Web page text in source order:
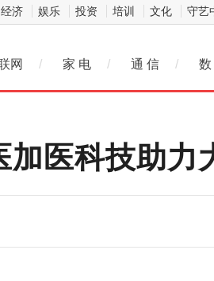
经济 娱乐 投资 培训 文化 守艺
网 / 家 电 / 通 信 / 数
医科技助力